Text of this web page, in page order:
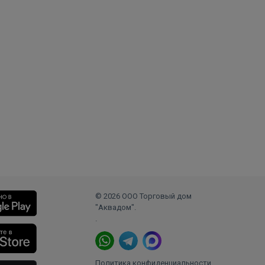
© 2026 ООО Торговый дом
"Аквадом".
.
Политика конфиденциальности